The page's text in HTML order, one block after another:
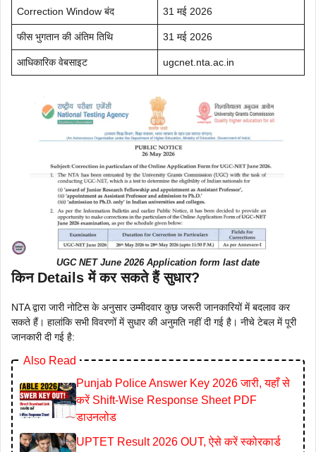
Correction Window बंद 31 मई 2026
फीस भुगतान की अंतिम तिथि 31 मई 2026
आधिकारिक वेबसाइट ugcnet.nta.ac.in
UGC NET June 2026 Application form last date
किन Details में कर सकते हैं सुधार?
NTA द्वारा जारी नोटिस के अनुसार उम्मीदवार कुछ जरूरी जानकारियों में बदलाव कर
सकते हैं। हालांकि सभी विवरणों में सुधार की अनुमति नहीं दी गई है। नीचे टेबल में पूरी
जानकारी दी गई है:
Also Read
Punjab Police Answer Key 2026 जारी, यहाँ से
करें Shift-Wise Response Sheet PDF
डाउनलोड
UPTET Result 2026 OUT, ऐसे करें स्कोरकार्ड